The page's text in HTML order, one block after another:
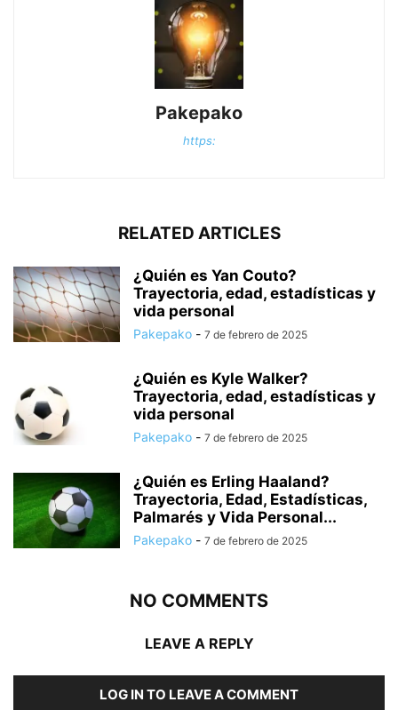
Pakepako
https:
RELATED ARTICLES
¿Quién es Yan Couto?
Trayectoria, edad, estadísticas y
vida personal
Pakepako - 7 de febrero de 2025
¿Quién es Kyle Walker?
Trayectoria, edad, estadísticas y
vida personal
Pakepako - 7 de febrero de 2025
¿Quién es Erling Haaland?
Trayectoria, Edad, Estadísticas,
Palmarés y Vida Personal...
Pakepako - 7 de febrero de 2025
NO COMMENTS
LEAVE A REPLY
LOG IN TO LEAVE A COMMENT